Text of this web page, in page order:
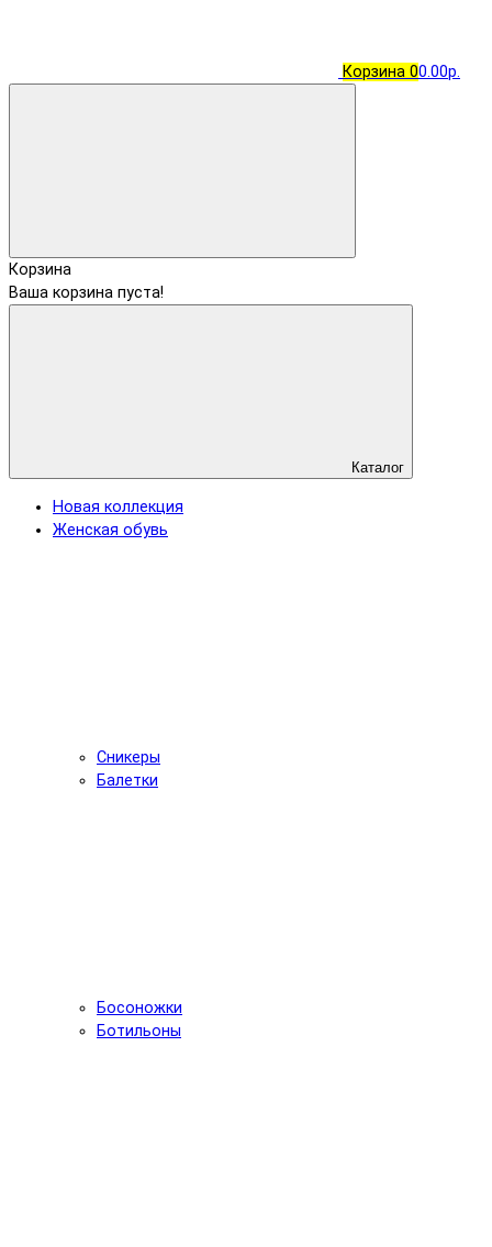
Корзина 00.00р.
Корзина
Ваша корзина пуста!
Каталог
Новая коллекция
Женская обувь
Сникеры
Балетки
Босоножки
Ботильоны